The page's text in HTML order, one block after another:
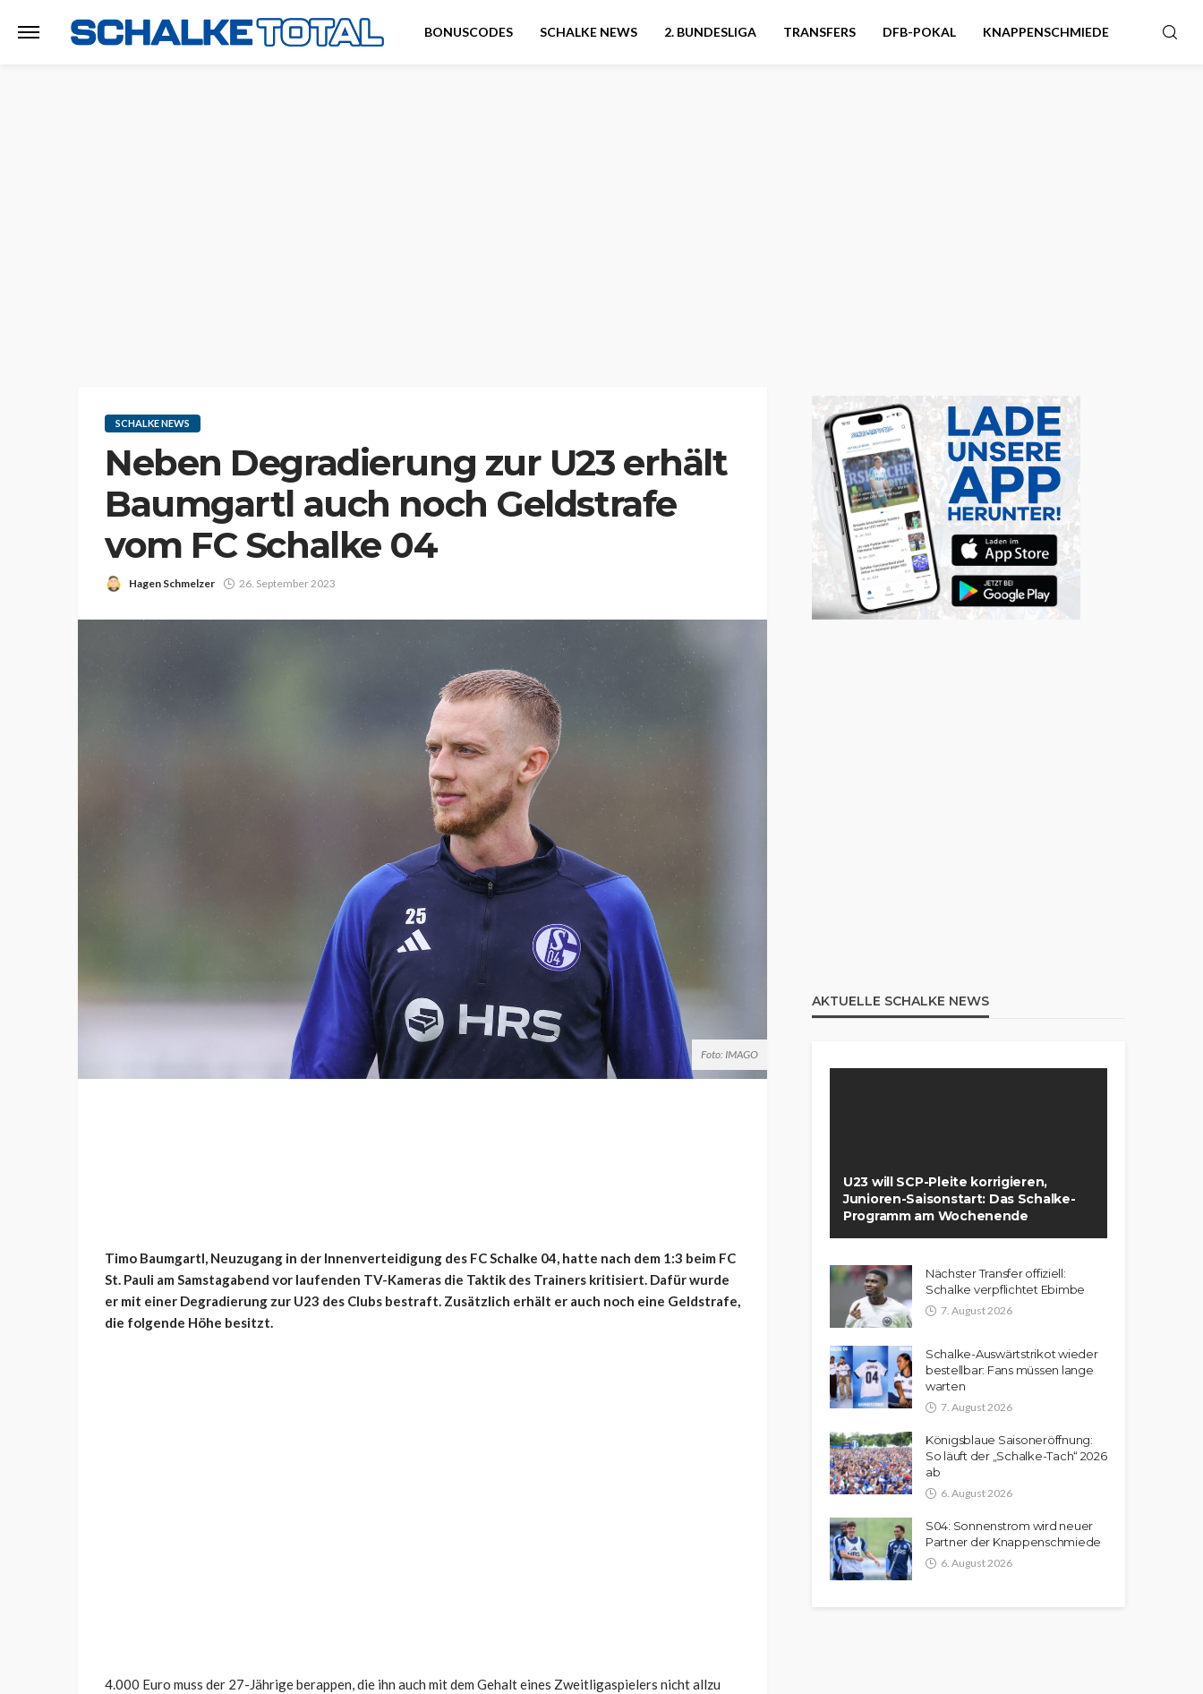
BONUSCODES SCHALKE NEWS 2. BUNDESLIGA TRANSFERS DFB-POKAL KNAPPENSCHMIEDE
SCHALKE NEWS
Neben Degradierung zur U23 erhält
Baumgartl auch noch Geldstrafe
vom FC Schalke 04
Hagen Schmelzer 26. September 2023
Foto: IMAGO
Timo Baumgartl, Neuzugang in der Innenverteidigung des FC Schalke 04, hatte nach dem 1:3 beim FC
St. Pauli am Samstagabend vor laufenden TV-Kameras die Taktik des Trainers kritisiert. Dafür wurde
er mit einer Degradierung zur U23 des Clubs bestraft. Zusätzlich erhält er auch noch eine Geldstrafe,
die folgende Höhe besitzt.
4.000 Euro muss der 27-Jährige berappen, die ihn auch mit dem Gehalt eines Zweitligaspielers nicht allzu
AKTUELLE SCHALKE NEWS
U23 will SCP-Pleite korrigieren,
Junioren-Saisonstart: Das Schalke-
Programm am Wochenende
Nächster Transfer offiziell:
Schalke verpflichtet Ebimbe
7. August 2026
Schalke-Auswärtstrikot wieder
bestellbar: Fans müssen lange
warten
7. August 2026
Königsblaue Saisoneröffnung:
So läuft der „Schalke-Tach“ 2026
ab
6. August 2026
S04: Sonnenstrom wird neuer
Partner der Knappenschmiede
6. August 2026